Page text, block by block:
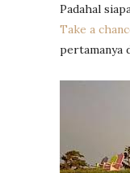
Padahal
Take a
pertamanya